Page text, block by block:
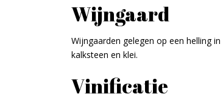
Wijngaard
Wijngaarden gelegen op een helling
kalksteen en klei.
Vinificatie